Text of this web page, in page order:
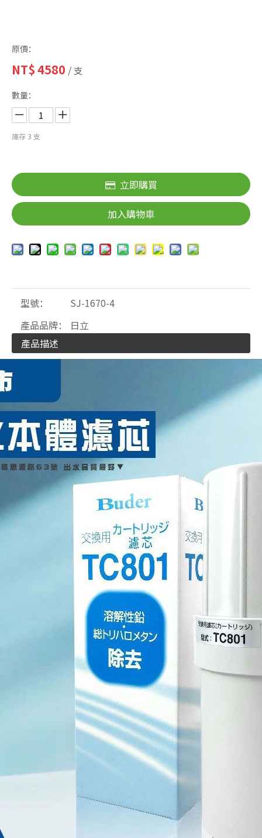
原價：
NT$4580 / 支
數量：
庫存 3 支
立即購買
加入購物車
型號：
SJ-1670-4
產品品牌：
日立
產品描述